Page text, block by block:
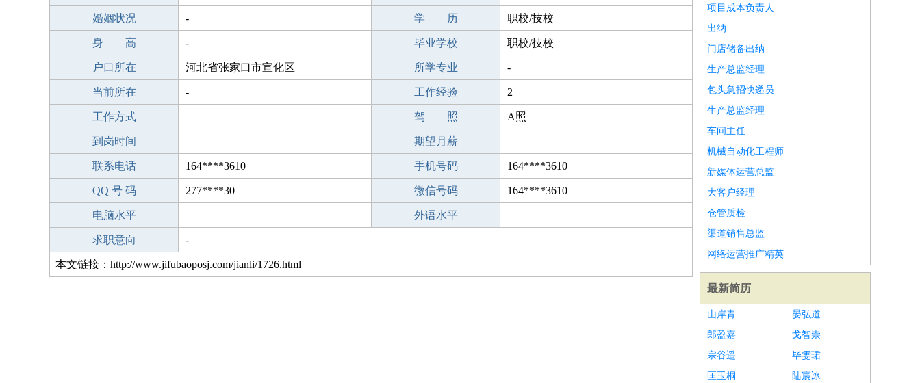
婚姻状况 - 学 历 职校/技校
身 高 - 毕业学校 职校/技校
户口所在 河北省张家口市宣化区 所学专业 -
当前所在 - 工作经验 2
工作方式 驾 照 A照
到岗时间 期望月薪
联系电话 164****3610 手机号码 164****3610
QQ 号 码 277****30 微信号码 164****3610
电脑水平 外语水平
求职意向 -
本文链接：http://www.jifubaoposj.com/jianli/1726.html
项目成本负责人
出纳
门店储备出纳
生产总监经理
包头急招快递员
生产总监经理
车间主任
机械自动化工程师
新媒体运营总监
大客户经理
仓管质检
渠道销售总监
网络运营推广精英
最新简历
山岸青
晏弘道
郎盈嘉
戈智崇
宗谷遥
毕雯珺
匡玉桐
陆宸冰